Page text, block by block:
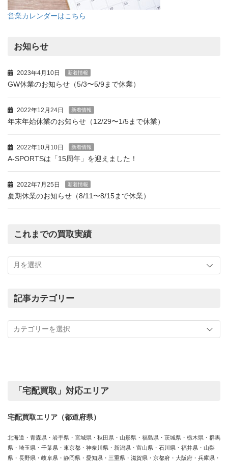
営業カレンダーはこちら
お知らせ
2023年4月10日 新着情報
GW休業のお知らせ（5/3〜5/9まで休業）
2022年12月24日 新着情報
年末年始休業のお知らせ（12/29〜1/5まで休業）
2022年10月10日 新着情報
A-SPORTSは「15周年」を迎えました！
2022年7月25日 新着情報
夏期休業のお知らせ（8/11〜8/15まで休業）
これまでの買取実績
ま
の
績
記事カテゴリー
カ
「宅配買取」対応エリア
宅配買取エリア（都道府県）
北海道・青森県・岩手県・宮城県・秋田県・山形県・福島県・茨城県・栃木県・群馬
県・埼玉県・千葉県・東京都・神奈川県・新潟県・富山県・石川県・福井県・山梨
県・長野県・岐阜県・静岡県・愛知県・三重県・滋賀県・京都府・大阪府・兵庫県・